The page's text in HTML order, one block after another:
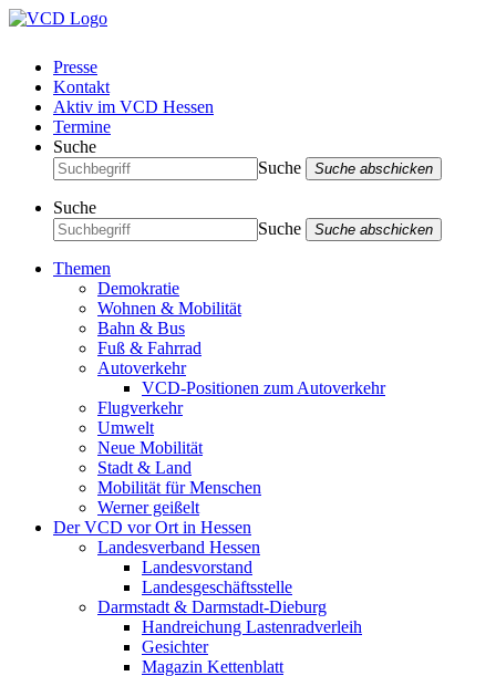
Presse
Kontakt
Aktiv im VCD Hessen
Termine
Suche
Suche
Suche abschicken
Suche
Suche
Suche abschicken
Themen
Demokratie
Wohnen & Mobilität
Bahn & Bus
Fuß & Fahrrad
Autoverkehr
VCD-Positionen zum Autoverkehr
Flugverkehr
Umwelt
Neue Mobilität
Stadt & Land
Mobilität für Menschen
Werner geißelt
Der VCD vor Ort in Hessen
Landesverband Hessen
Landesvorstand
Landesgeschäftsstelle
Darmstadt & Darmstadt-Dieburg
Handreichung Lastenradverleih
Gesichter
Magazin Kettenblatt